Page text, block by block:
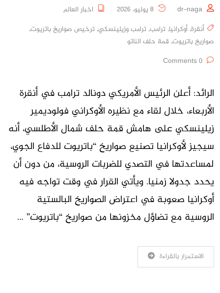
dr-naga
اخبار العالم
أنقرة, أوكرانيا, ترامب, ترامب وزيلينسكي, ترخيص صواريخ باتريوت,
صواريخ باتريوت, قمة حلف الناتو
الرائد: أعلن الرئيس الأمريكي دونالد ترامب في أنقرة
الأربعاء، خلال لقاء مع نظيره الأوكراني فولوديمير
زيلينسكي على هامش قمة حلف شمال الأطلسي، أنه
سيجيز لأوكرانيا تصنيع صواريخ “باتريوت للدفاع الجوي،
لمساعدتها في التصدي للضربات الروسية، من دون أن
يحدد جدولا زمنيا. ويأتي القرار في وقت تواجه فيه
أوكرانيا صعوبة في اعتراض الصواريخ البالستية
الروسية مع تضاؤل مخزونها من صواريخ “باتريوت” …
الاستمرار بالقراءة